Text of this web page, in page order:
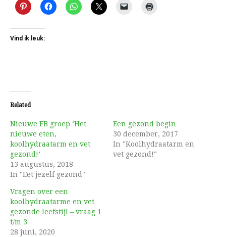
Vind ik leuk:
Related
Nieuwe FB groep ‘Het
nieuwe eten,
koolhydraatarm en vet
gezond!’
13 augustus, 2018
In "Eet jezelf gezond"
Een gezond begin
30 december, 2017
In "Koolhydraatarm en
vet gezond!"
Vragen over een
koolhydraatarme en vet
gezonde leefstijl – vraag 1
t/m 3
28 juni, 2020